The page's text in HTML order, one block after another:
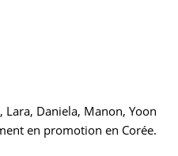
Lara, Daniela, Manon, Yoon
en promotion en Corée.